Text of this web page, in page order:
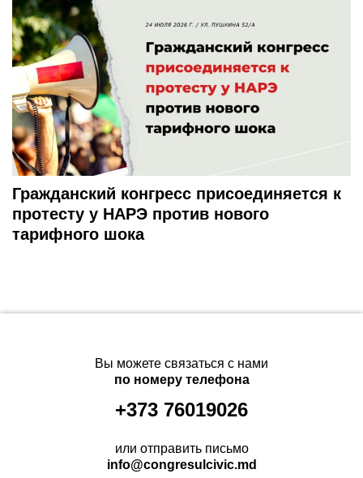
Гражданский конгресс присоединяется к
протесту у НАРЭ против нового
тарифного шока
Вы можете связаться с нами
по номеру телефона
+373 76019026
или отправить письмо
info@congresulcivic.md